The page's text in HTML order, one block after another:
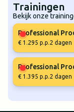
Trainingen
Bekijk onze
Professional
€ 1.295 p.p.2 dagen
Professional
€ 1.395 p.p.2 dagen